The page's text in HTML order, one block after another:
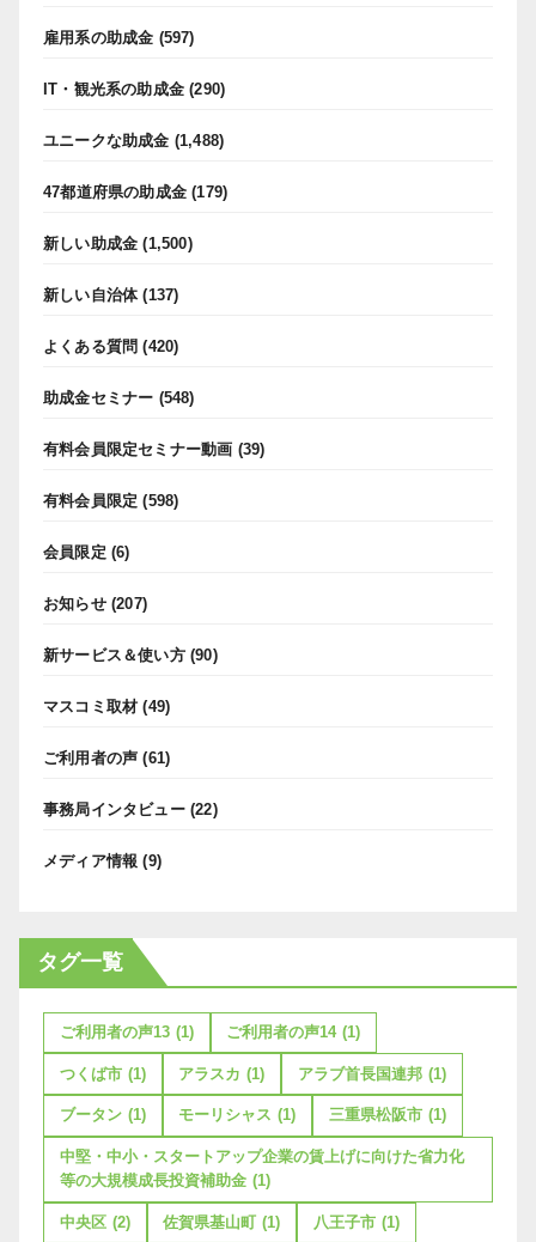
雇用系の助成金 (597)
IT・観光系の助成金 (290)
ユニークな助成金 (1,488)
47都道府県の助成金 (179)
新しい助成金 (1,500)
新しい自治体(137)
よくある質問 (420)
助成金セミナー (548)
有料会員限定セミナー動画 (39)
有料会員限定 (598)
会員限定 (6)
お知らせ(207)
新サービス＆使い方(90)
マスコミ取材 (49)
ご利用者の声 (61)
事務局インタビュー(22)
メディア情報 (9)
タグ一覧
ご利用者の声13 (1) ご利用者の声14 (1)
つくば市 (1) アラスカ (1) アラブ首長国連邦 (1)
ブータン (1) モーリシャス (1) 三重県松阪市 (1)
中堅・中小・スタートアップ企業の賃上げに向けた省力化
等の大規模成長投資補助金 (1)
中央区 (2) 佐賀県基山町 (1) 八王子市 (1)